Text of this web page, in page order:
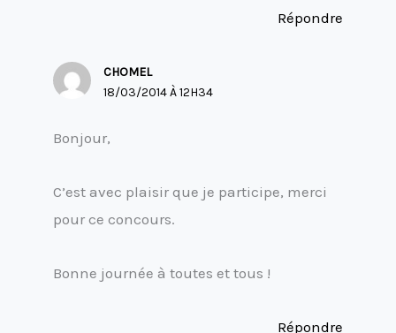
Répondre
CHOMEL
18/03/2014 À 12H34
Bonjour,
C’est avec plaisir que je participe, merci
pour ce concours.
Bonne journée à toutes et tous !
Répondre